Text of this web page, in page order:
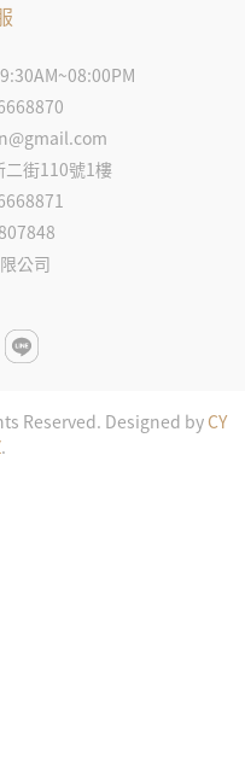
二街110號1樓
公司
Reserved. Designed byCY
.